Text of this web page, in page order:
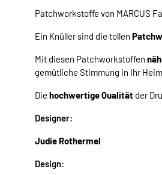
Patchworkstoffe von MARCUS
Ein Knüller sind die tollen
Mit diesen Patchworkstoffen
gemütliche Stimmung in Ihr
Die hochwertige Qualität der
Designer:
Judie Rothermel
Design: